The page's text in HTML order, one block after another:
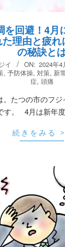
を回避！4月
理由と疲れ
の秘訣と
イ ON: 2024年4
, 予防体操, 対策, 新
症, 頭痛
。たつの市のフ
す。 4月は新年
続きをみる